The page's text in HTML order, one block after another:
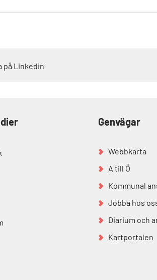
på Linkedin
Genvägar
Webbkarta
A till Ö
Kommunal
Jobba hos
Diarium och
Kartportalen